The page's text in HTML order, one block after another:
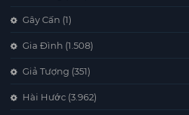
Gây Cấn (1)
Gia Đình (1.508)
Giả Tượng (351)
Hài Hước (3.962)